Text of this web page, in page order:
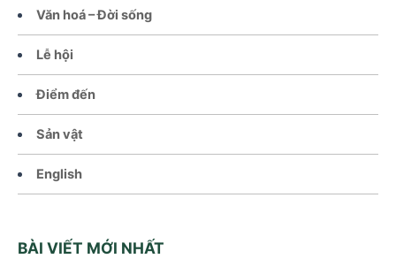
Văn hoá – Đời sống
Lễ hội
Điểm đến
Sản vật
English
BÀI VIẾT MỚI NHẤT